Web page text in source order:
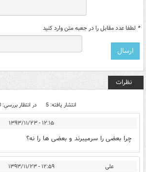
* لطفا عدد مقابل را در جعبه متن وارد کنید
نظرات
انتشار یافته: 5 در انتظار بررسی: 0
۱۲:۱۵ - ۱۳۹۳/۱۱/۲۳
چرا بعضی را سرمیبرند و بعضی ها را نه؟
علی ۱۲:۵۹ - ۱۳۹۳/۱۱/۲۳